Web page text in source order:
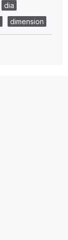
dia
dimension